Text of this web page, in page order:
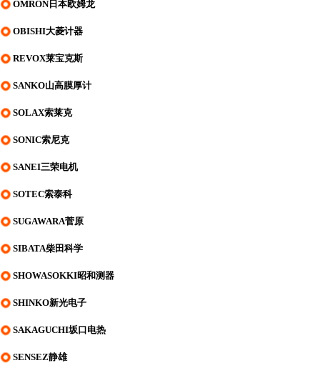
OMRON日本欧姆龙
OBISHI大菱计器
REVOX莱宝克斯
SANKO山高膜厚计
SOLAX索莱克
SONIC索尼克
SANEI三荣电机
SOTEC索泰科
SUGAWARA菅原
SIBATA柴田科学
SHOWASOKKI昭和测器
SHINKO新光电子
SAKAGUCHI坂口电热
SENSEZ静雄